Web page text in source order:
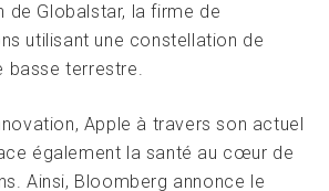
de Globalstar, la firme de
utilisant une constellation de
basse terrestre.
Apple à travers son actuel
également la santé au cœur de
Ainsi, Bloomberg annonce le